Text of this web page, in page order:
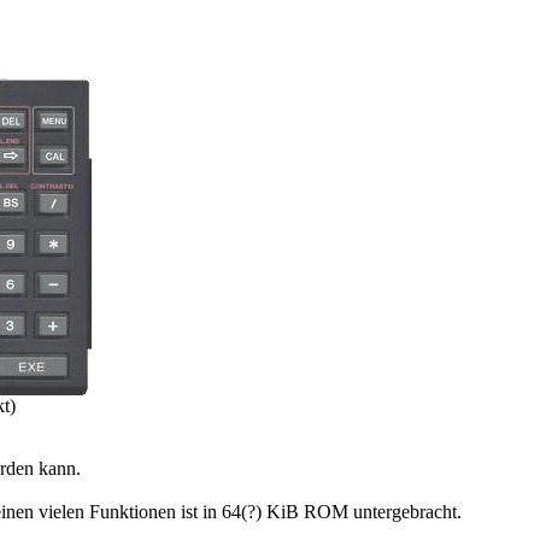
kann.
vielen Funktionen ist in 64(?) KiB ROM untergebracht.